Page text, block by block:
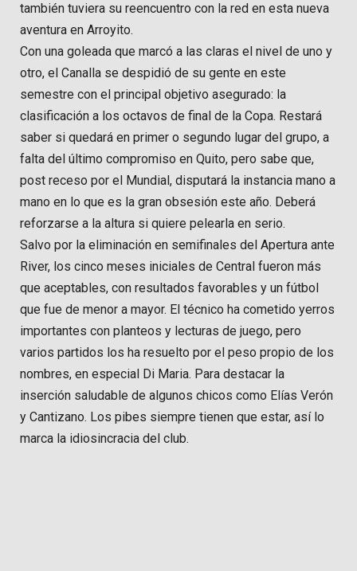
también tuviera su reencuentro con la red en esta nueva
aventura en Arroyito.
Con una goleada que marcó a las claras el nivel de uno y
otro, el Canalla se despidió de su gente en este
semestre con el principal objetivo asegurado: la
clasificación a los octavos de final de la Copa. Restará
saber si quedará en primer o segundo lugar del grupo, a
falta del último compromiso en Quito, pero sabe que,
post receso por el Mundial, disputará la instancia mano a
mano en lo que es la gran obsesión este año. Deberá
reforzarse a la altura si quiere pelearla en serio.
Salvo por la eliminación en semifinales del Apertura ante
River, los cinco meses iniciales de Central fueron más
que aceptables, con resultados favorables y un fútbol
que fue de menor a mayor. El técnico ha cometido yerros
importantes con planteos y lecturas de juego, pero
varios partidos los ha resuelto por el peso propio de los
nombres, en especial Di Maria. Para destacar la
inserción saludable de algunos chicos como Elías Verón
y Cantizano. Los pibes siempre tienen que estar, así lo
marca la idiosincracia del club.